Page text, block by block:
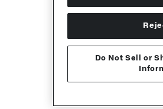
Do Not Sell or